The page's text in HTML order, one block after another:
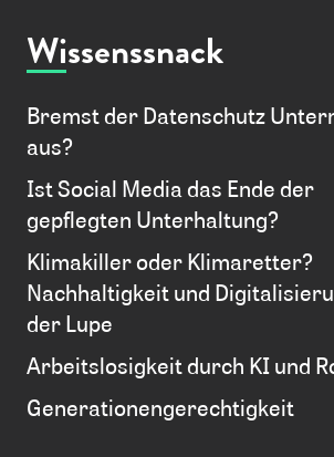
Wissenssnack
Bremst der Datenschutz
aus?
Ist Social Media das Ende der
gepflegten Unterhaltung?
Klimakiller oder Klimaretter?
Nachhaltigkeit und
der Lupe
Arbeitslosigkeit durch KI und
Generationengerechtigkeit